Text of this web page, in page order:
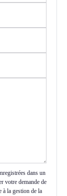
dans un
votre demande de
à la gestion de la